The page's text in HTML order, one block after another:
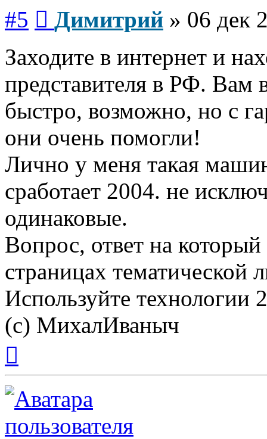
#5 Димитрий » 06 дек
Заходите в интернет и
представителя в РФ. Вам
быстро, возможно, но с
они очень помогли!
Лично у меня такая
сработает 2004. не
одинаковые.
Вопрос, ответ на
страницах тематической
Используйте технологии
(с) МихалИваныч
началу